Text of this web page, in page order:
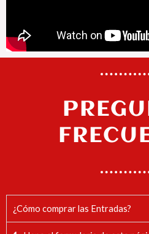
¿Cómo comprar las Entradas?